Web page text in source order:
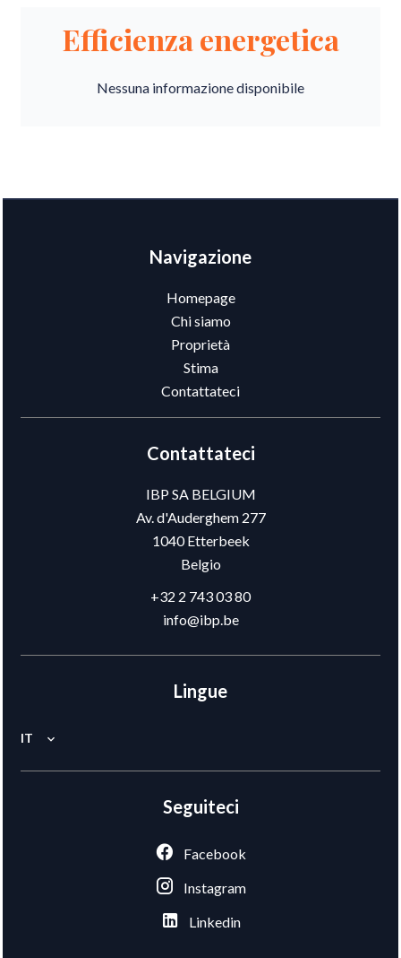
Efficienza energetica
Nessuna informazione disponibile
Navigazione
Homepage
Chi siamo
Proprietà
Stima
Contattateci
Contattateci
IBP SA BELGIUM
Av. d'Auderghem 277
1040Etterbeek
Belgio
+32 2 743 03 80
info@ibp.be
Lingue
IT
Seguiteci
Facebook
Instagram
Linkedin